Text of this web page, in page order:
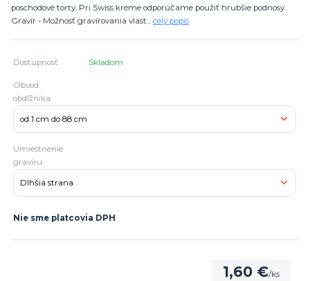
poschodové torty. Pri Swiss kréme odporúčame použiť hrubšie podnosy.
Gravír - Možnosť gravírovania vlast... celý popis
Dostupnosť Skladom
Obvod
obdľžnika
Umiestnenie
gravíru
Nie sme platcovia DPH
1,60 €/ks